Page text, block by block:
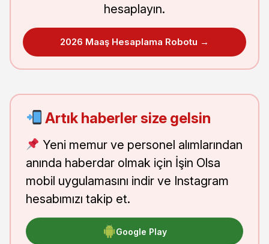
hesaplayın.
2026 Maaş Hesaplama Robotu →
Artık haberler size gelsin
Yeni memur ve personel alımlarından
anında haberdar olmak için İşin Olsa
mobil uygulamasını indir ve Instagram
hesabımızı takip et.
Google Play